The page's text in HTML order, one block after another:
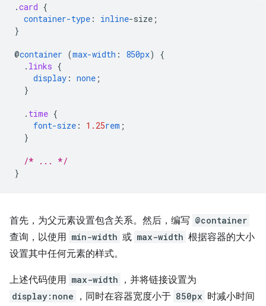
.card {
container-type : inline-size ;
}
@container (max-width : 850px)
{
. links {
display : none ;
}
. time {
font-size : 1.25rem ;
}
/* ... */
}
首先，为父元素设置包含关系。然后，编写 @container
查询，以使用 min-width 或 max-width 根据容器的大小
设置其中任何元素的样式。
上述代码使用 max-width ，并将链接设置为
display:none ，同时在容器宽度小于 850px 时减小时间